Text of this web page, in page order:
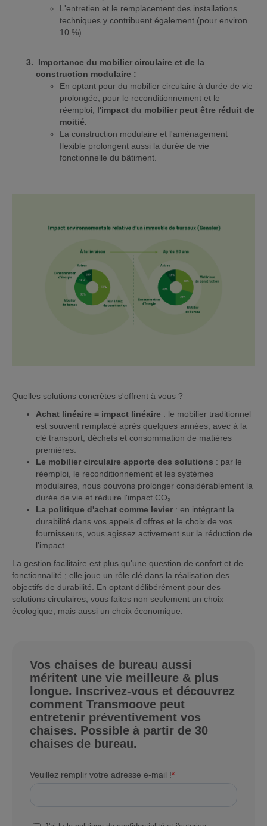
L'entretien et le remplacement des installations
techniques y contribuent également (pour environ
10 %).
Importance du mobilier circulaire et de la
construction modulaire :
En optant pour du mobilier circulaire à durée de vie
prolongée, pour le reconditionnement et le
réemploi, l'impact du mobilier peut être réduit de
moitié.
La construction modulaire et l'aménagement
flexible prolongent aussi la durée de vie
fonctionnelle du bâtiment.
Quelles solutions concrètes s'offrent à vous ?
Achat linéaire = impact linéaire : le mobilier traditionnel
est souvent remplacé après quelques années, avec à la
clé transport, déchets et consommation de matières
premières.
Le mobilier circulaire apporte des solutions : par le
réemploi, le reconditionnement et les systèmes
modulaires, nous pouvons prolonger considérablement la
durée de vie et réduire l'impact CO₂.
La politique d'achat comme levier : en intégrant la
durabilité dans vos appels d'offres et le choix de vos
fournisseurs, vous agissez activement sur la réduction de
l'impact.
La gestion facilitaire est plus qu'une question de confort et de
fonctionnalité ; elle joue un rôle clé dans la réalisation des
objectifs de durabilité. En optant délibérément pour des
solutions circulaires, vous faites non seulement un choix
écologique, mais aussi un choix économique.
Vos chaises de bureau aussi
méritent une vie meilleure & plus
longue. Inscrivez-vous et découvrez
comment Transmoove peut
entretenir préventivement vos
chaises. Possible à partir de 30
chaises de bureau.